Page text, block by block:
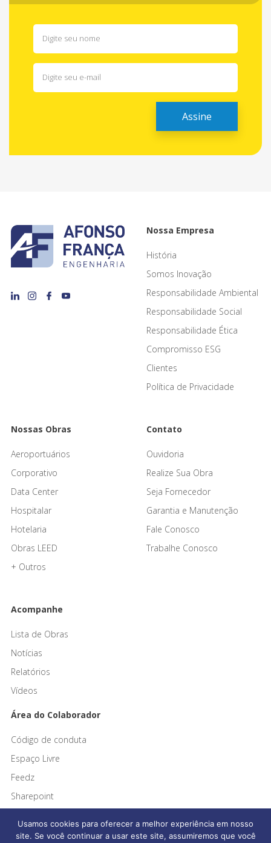
Nossa Empresa
História
Somos Inovação
Responsabilidade Ambiental
Responsabilidade Social
Responsabilidade Ética
Compromisso ESG
Clientes
Política de Privacidade
Nossas Obras
Aeroportuários
Corporativo
Data Center
Hospitalar
Hotelaria
Obras LEED
+ Outros
Contato
Ouvidoria
Realize Sua Obra
Seja Fornecedor
Garantia e Manutenção
Fale Conosco
Trabalhe Conosco
Acompanhe
Lista de Obras
Notícias
Relatórios
Vídeos
Área do Colaborador
Código de conduta
Espaço Livre
Feedz
Sharepoint
Usamos cookies para oferecer a melhor experiência em nosso
site. Se você continuar a usar este site, assumiremos que você